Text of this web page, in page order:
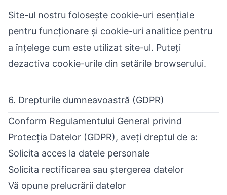
Site-ul nostru folosește cookie-uri esențiale
pentru funcționare și cookie-uri analitice pentru
a înțelege cum este utilizat site-ul. Puteți
dezactiva cookie-urile din setările browserului.
6. Drepturile dumneavoastră (GDPR)
Conform Regulamentului General privind
Protecția Datelor (GDPR), aveți dreptul de a:
Solicita acces la datele personale
Solicita rectificarea sau ștergerea datelor
Vă opune prelucrării datelor